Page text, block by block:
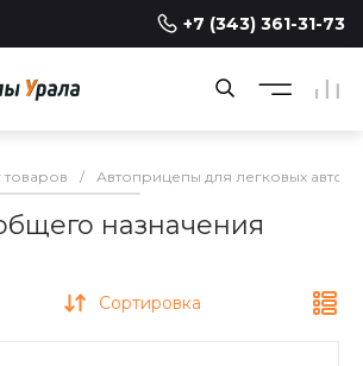
+7 (343) 361-31-73
товаров / Автоприцепы для легковых
назначения
Сортировка